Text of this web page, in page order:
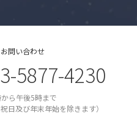
お問い合わせ
5877-4230
ら午後5時まで
祝日及び年末年始を除きます）
某美容雑誌
明があった